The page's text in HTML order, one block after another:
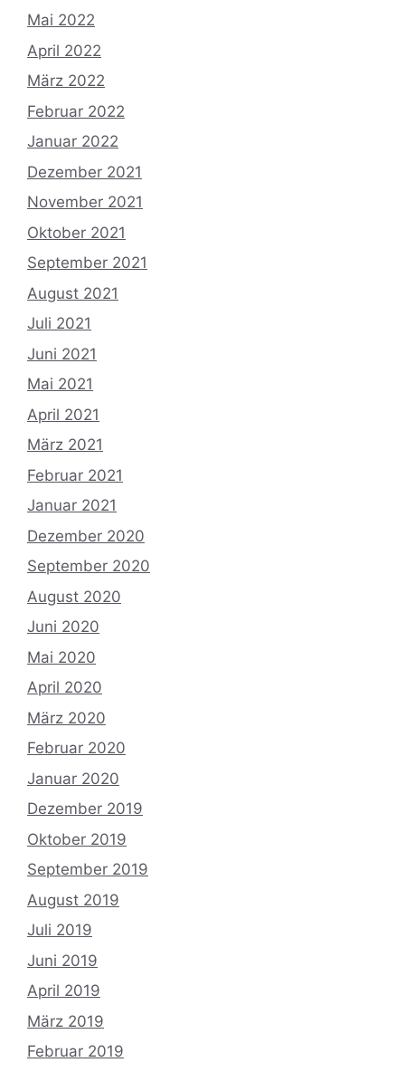
Mai 2022
April 2022
März 2022
Februar 2022
Januar 2022
Dezember 2021
November 2021
Oktober 2021
September 2021
August 2021
Juli 2021
Juni 2021
Mai 2021
April 2021
März 2021
Februar 2021
Januar 2021
Dezember 2020
September 2020
August 2020
Juni 2020
Mai 2020
April 2020
März 2020
Februar 2020
Januar 2020
Dezember 2019
Oktober 2019
September 2019
August 2019
Juli 2019
Juni 2019
April 2019
März 2019
Februar 2019